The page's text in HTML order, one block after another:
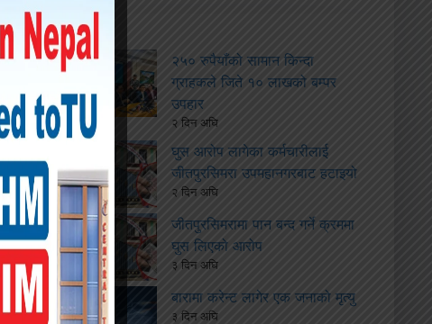
२५० रुपैयाँको सामान किन्दा
ग्राहकले जिते १० लाखको बम्पर
उपहार
२ दिन अघि
घुस आरोप लागेका कर्मचारीलाई
जीतपुरसिमरा उपमहानगरबाट हटाइयो
२ दिन अघि
जीतपुरसिमरामा पान बन्द गर्ने क्रममा
घुस लिएको आरोप
३ दिन अघि
बारामा करेन्ट लागेर एक जनाको मृत्यु
३ दिन अघि